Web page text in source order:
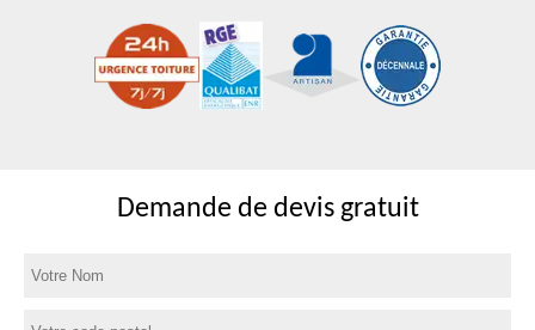
Demande de devis gratuit